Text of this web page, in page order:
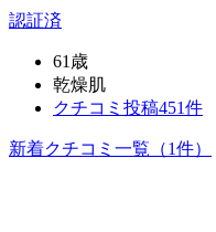
認証済
61歳
乾燥肌
クチコミ投稿451件
新着クチコミ一覧 （1件）